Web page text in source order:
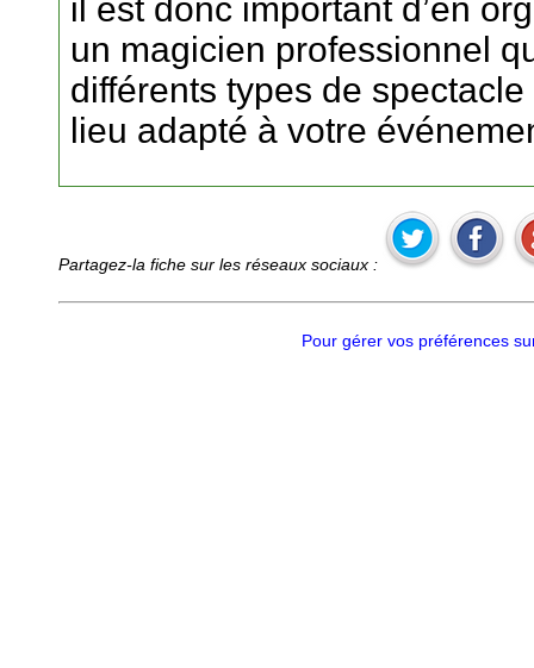
il est donc important d’en
un magicien professionnel
différents types de
lieu adapté à votre
Partagez-la fiche sur les réseaux sociaux :
Pour gérer vos préférences